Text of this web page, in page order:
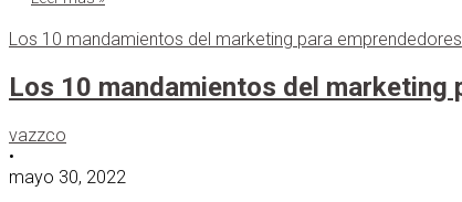
Los 10 mandamientos del marketing para emprendedores
Los 10 mandamientos del marketing
vazzco
•
mayo 30, 2022